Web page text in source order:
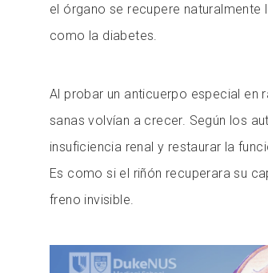
el órgano se recupere
como la diabetes.
Al probar un anticuerpo especial en
sanas volvían a crecer. Según los
insuficiencia renal y restaurar la
Es como si el riñón recuperara su
freno invisible.